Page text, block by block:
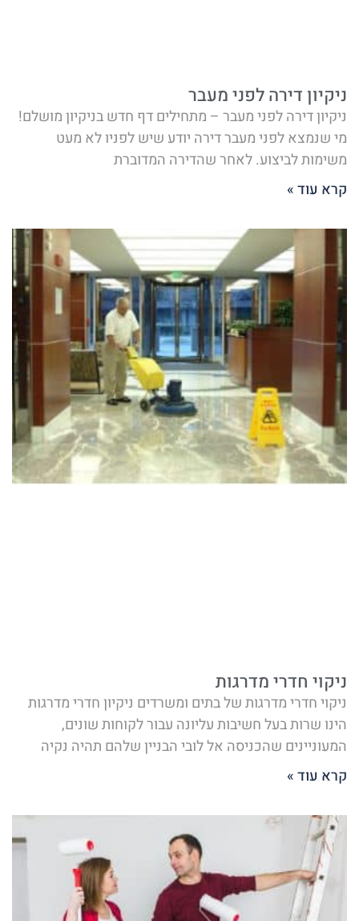
ניקיון דירה לפני מעבר
ניקיון דירה לפני מעבר – מתחילים דף חדש בניקיון מושלם!
מי שנמצא לפני מעבר דירה יודע שיש לפניו לא מעט
משימות לביצוע. לאחר שהדירה המדוברת
קרא עוד »
ניקוי חדרי מדרגות
ניקוי חדרי מדרגות של בתים ומשרדים ניקיון חדרי מדרגות
הינו שרות בעל חשיבות עליונה עבור לקוחות שונים,
המעוניינים שהכניסה אל לובי הבניין שלהם תהיה נקיה
קרא עוד »